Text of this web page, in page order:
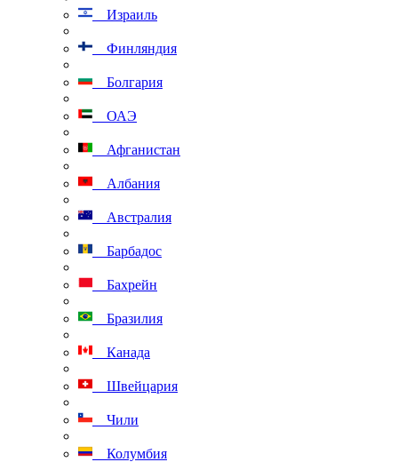
Израиль
Финляндия
Болгария
ОАЭ
Афганистан
Албания
Австралия
Барбадос
Бахрейн
Бразилия
Канада
Швейцария
Чили
Колумбия